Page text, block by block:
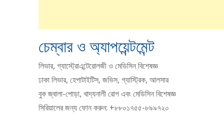
চেম্বার ও অ্যাপয়েন্টমেন্ট
লিভার, গ্যাস্ট্রোএন্টেরােলজী ও মেডিসিন বিশেষজ্ঞ
ঢাকা লিভার, হেপাটাইটিস, জভিস, গ্যাস্ট্রিক, আলসার
বুক জ্বালা-পােড়া, খাদ্যনালী রোগ এবং মেডিসিন বিশেষজ্ঞ
সিরিয়ালের জন্য ফোন করুন: +৮৮০১৭৫৫-৮৯৯৭২০